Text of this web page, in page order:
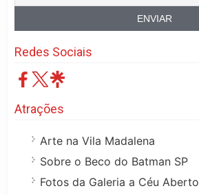
Redes Sociais
Atrações
Arte na Vila Madalena
Sobre o Beco do Batman SP
Fotos da Galeria a Céu Aberto